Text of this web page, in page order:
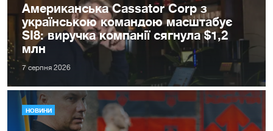
Американська Cassator Corp з
українською командою масштабує
SI8: виручка компанії сягнула $1,2
млн
7 серпня 2026
НОВИНИ